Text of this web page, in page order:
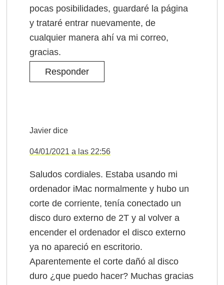
pocas posibilidades, guardaré la página
y trataré entrar nuevamente, de
cualquier manera ahí va mi correo,
gracias.
Responder
Javier dice
04/01/2021 a las 22:56
Saludos cordiales. Estaba usando mi
ordenador iMac normalmente y hubo un
corte de corriente, tenía conectado un
disco duro externo de 2T y al volver a
encender el ordenador el disco externo
ya no apareció en escritorio.
Aparentemente el corte dañó al disco
duro ¿que puedo hacer? Muchas gracias